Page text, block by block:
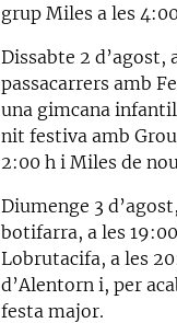
grup Miles a les
Dissabte 2 d’agost,
passacarrers amb
una gimcana
nit festiva amb
2:00 h i Miles de
Diumenge 3
botifarra, a les
Lobrutacifa, a les
d’Alentorn i, per
festa major.